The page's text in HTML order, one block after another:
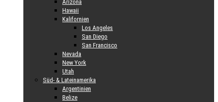
Arizona
Hawaii
Kalifornien
Los Angeles
San Diego
San Francisco
Nevada
New York
Utah
Süd- & Lateinamerika
Argentinien
Belize